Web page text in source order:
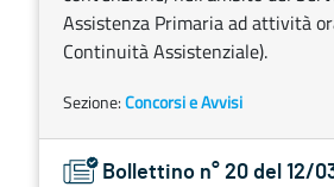
Assistenza Primaria ad attività
Continuità Assistenziale).
Sezione:Concorsi e Avvisi
Bollettino n° 20 del 12/